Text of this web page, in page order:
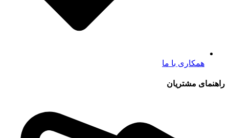
همکاری با ما
راهنمای مشتریان